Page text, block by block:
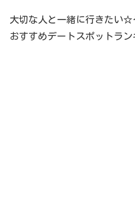
大切な人と一緒に行きたい☆
おすすめデートスポットラン